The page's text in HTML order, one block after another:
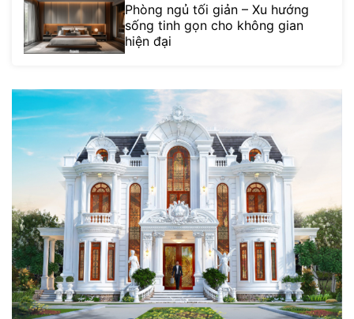
Phòng ngủ tối giản – Xu hướng
sống tinh gọn cho không gian
hiện đại